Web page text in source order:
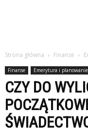
Strona główna Finanse
Finanse Emerytura i
CZY DO